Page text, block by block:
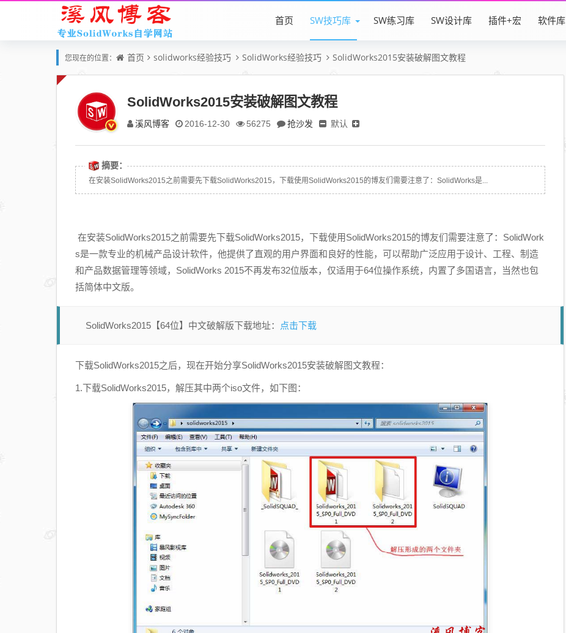
首页 SW技巧库 SW练习库 SW设计库 插件+宏 软件库
您现在的位置： 首页 solidworks经验技巧 SolidWorks经验技巧 SolidWorks2015安装破解图文教程
SolidWorks2015安装破解图文教程
溪风博客 2016-12-30 56275 抢沙发 默认
摘要：
在安装SolidWorks2015之前需要先下载SolidWorks2015，下载使用SolidWorks2015的博友们需要注意了：SolidWorks是...
在安装SolidWorks2015之前需要先下载SolidWorks2015，下载使用SolidWorks2015的博友们需要注意了：SolidWork
s是一款专业的机械产品设计软件，他提供了直观的用户界面和良好的性能，可以帮助广泛应用于设计、工程、制造
和产品数据管理等领域，SolidWorks 2015不再发布32位版本，仅适用于64位操作系统，内置了多国语言，当然也包
括简体中文版。
SolidWorks2015【64位】中文破解版下载地址： 点击下载
下载SolidWorks2015之后，现在开始分享SolidWorks2015安装破解图文教程：
1.下载SolidWorks2015，解压其中两个iso文件，如下图：